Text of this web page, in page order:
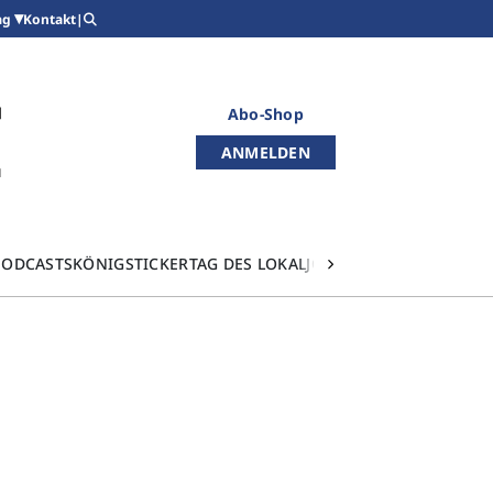
Kontakt|
Abo-Shop
ANMELDEN
KÖNIGSTICKERTAG DES LOKALJOURNALISMUS